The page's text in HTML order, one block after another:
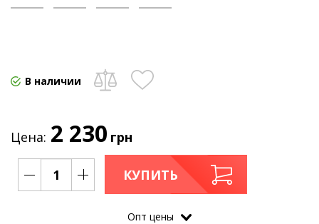
В наличии
Цена: 2 230 грн
КУПИТЬ
Опт цены